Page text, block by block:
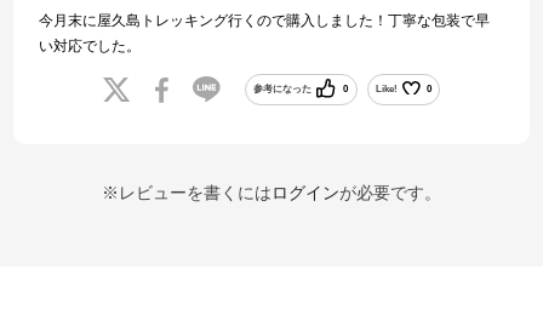
今月末に屋久島トレッキング行くので購入しました！丁寧な包装で早
い対応でした。
参考になった 0 Like! 0
※レビューを書くにはログインが必要です。